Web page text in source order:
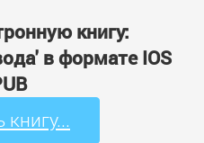
книгу:
в формате IOS
книгу...